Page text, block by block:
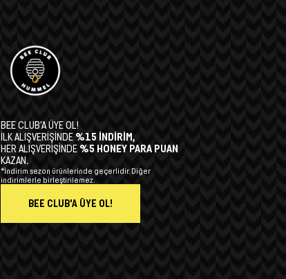
BEE CLUB’A ÜYE OL!
İLK ALIŞVERİŞİNDE %15 İNDİRİM,
HER ALIŞVERİŞİNDE %5 HONEY PARA PUAN
KAZAN.
*İndirim sezon ürünlerinde geçerlidir. Diğer
indirimlerle birleştirilemez.
BEE CLUB'A ÜYE OL!